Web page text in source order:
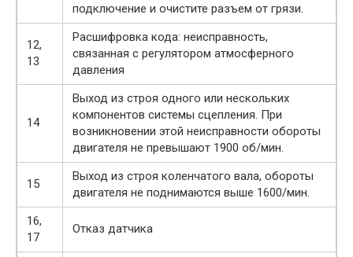
подключение и очистите разъем от грязи.
12,
13
Расшифровка кода: неисправность,
связанная с регулятором атмосферного
давления
14
Выход из строя одного или нескольких
компонентов системы сцепления. При
возникновении этой неисправности обороты
двигателя не превышают 1900 об/мин.
15
Выход из строя коленчатого вала, обороты
двигателя не поднимаются выше 1600/мин.
16,
17
Отказ датчика